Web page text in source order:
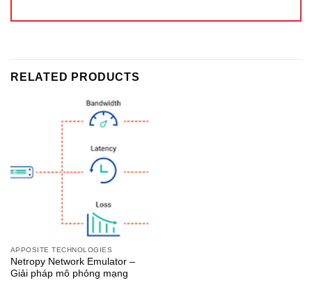
RELATED PRODUCTS
APPOSITE TECHNOLOGIES
Netropy Network Emulator –
Giải pháp mô phỏng mạng